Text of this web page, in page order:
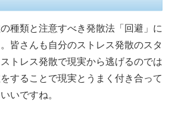
種類と注意すべき発散法「回避」に
皆さんも自分のストレス発散のスタ
トレス発散で現実から逃げるのでは
することで現実とうまく付き合って
いですね。